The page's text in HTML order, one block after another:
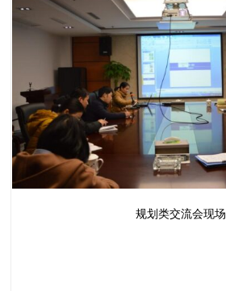
规划类交流会现场